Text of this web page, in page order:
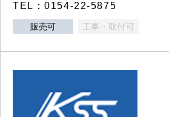
TEL：0154-22-5875
販売可 工事・取付可